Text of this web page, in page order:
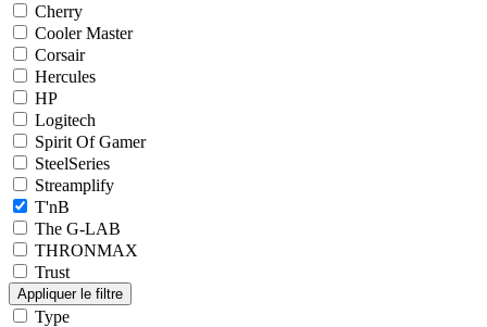
Cherry
Cooler Master
Corsair
Hercules
HP
Logitech
Spirit Of Gamer
SteelSeries
Streamplify
T'nB
The G-LAB
THRONMAX
Trust
Type